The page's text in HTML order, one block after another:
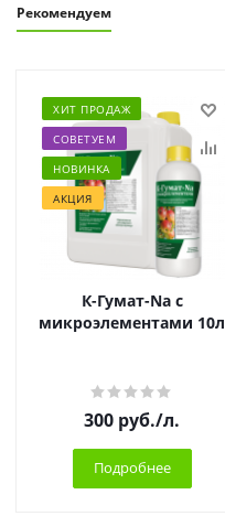
Рекомендуем
ХИТ ПРОДАЖ
СОВЕТУЕМ
НОВИНКА
АКЦИЯ
К-Гумат-Na с
микроэлементами 10л
300 руб./л.
Подробнее